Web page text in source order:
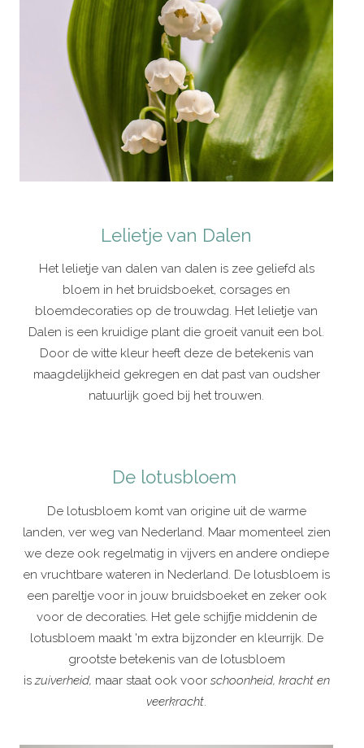
Lelietje van Dalen
Het lelietje van dalen van dalen is zee geliefd als
bloem in het bruidsboeket, corsages en
bloemdecoraties op de trouwdag. Het lelietje van
Dalen is een kruidige plant die groeit vanuit een bol.
Door de witte kleur heeft deze de betekenis van
maagdelijkheid gekregen en dat past van oudsher
natuurlijk goed bij het trouwen.
De lotusbloem
De lotusbloem komt van origine uit de warme
landen, ver weg van Nederland. Maar momenteel zien
we deze ook regelmatig in vijvers en andere ondiepe
en vruchtbare wateren in Nederland. De lotusbloem is
een pareltje voor in jouw bruidsboeket en zeker ook
voor de decoraties. Het gele schijfje middenin de
lotusbloem maakt 'm extra bijzonder en kleurrijk. De
grootste betekenis van de lotusbloem
iszuiverheid, maar staat ook voor schoonheid, kracht en
veerkracht.